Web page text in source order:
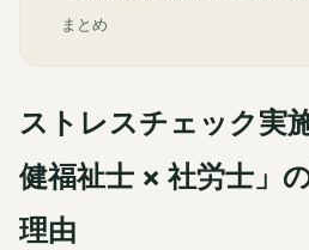
まとめ
ストレスチェック実
健福祉士 × 社労士」
理由